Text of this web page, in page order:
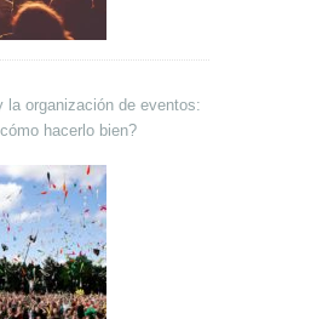
la organización de eventos:
hacerlo bien?